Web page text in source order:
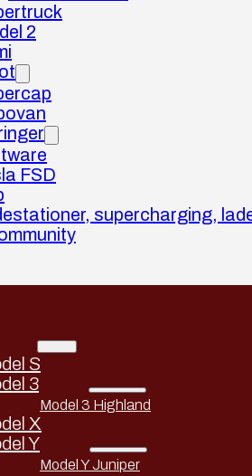
2
FSD
supercharging,
S
3
Model 3 Highland
X
Y
Model Y Juniper